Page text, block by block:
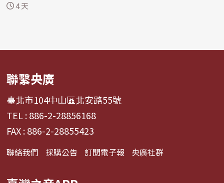
4 天
聯繫央廣
臺北市104中山區北安路55號
TEL : 886-2-28856168
FAX : 886-2-28855423
聯絡我們 採購公告 訂閱電子報 央廣社群